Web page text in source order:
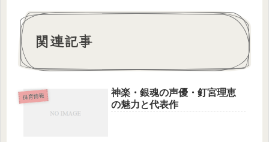
関連記事
保育情報
神楽・銀魂の声優・釘宮理恵
の魅力と代表作